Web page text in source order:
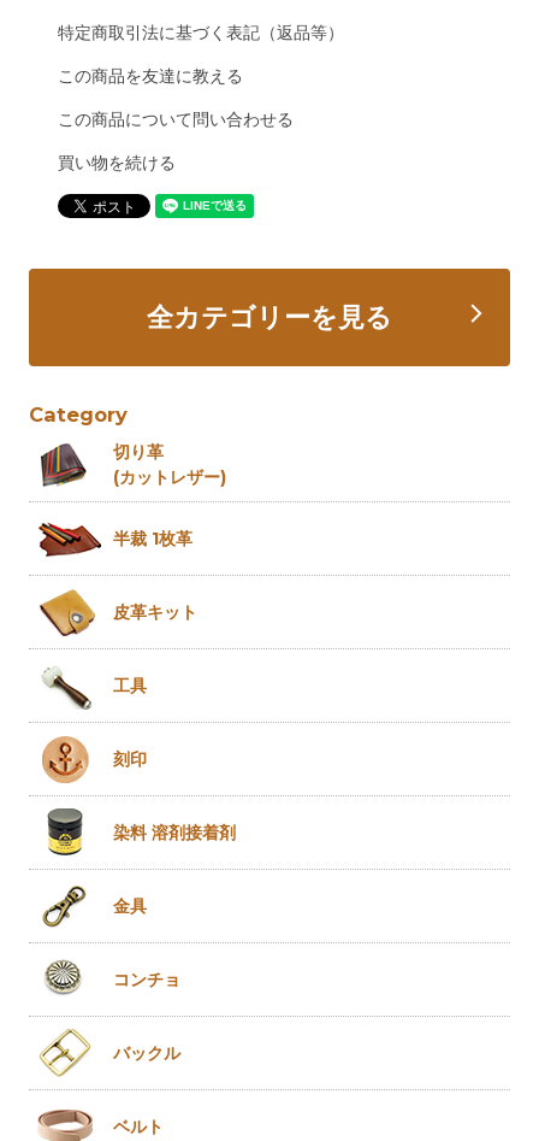
特定商取引法に基づく表記（返品等）
この商品を友達に教える
この商品について問い合わせる
買い物を続ける
全カテゴリーを見る
Category
切り革
(カットレザー)
半裁 1枚革
皮革キット
工具
刻印
染料 溶剤接着剤
金具
コンチョ
バックル
ベルト